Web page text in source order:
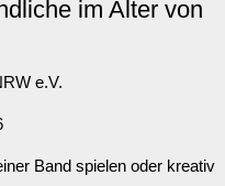
im Alter von
e.V.
Band spielen oder kreativ